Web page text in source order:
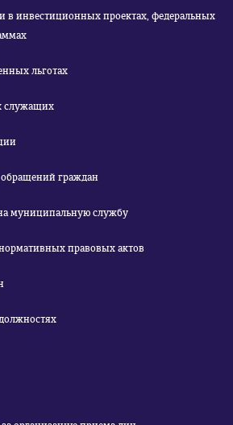
в инвестиционных проектах, федеральных
льготах
служащих
граждан
муниципальную службу
правовых актов